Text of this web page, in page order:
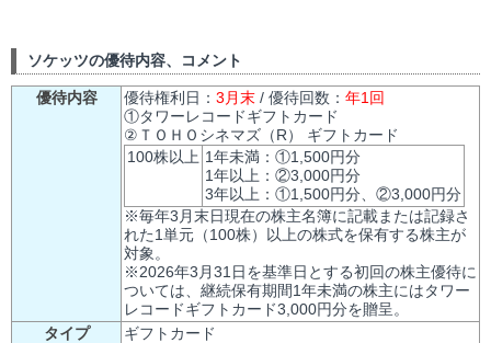
ソケッツの優待内容、コメント
優待内容 優待権利日： 3月末 / 優待回数： 年1回
①タワーレコードギフトカード
②ＴＯＨＯシネマズ（R） ギフトカード
100株以上 1年未満：①1,500円分
1年以上：②3,000円分
3年以上：①1,500円分、②3,000円分
※毎年3月末日現在の株主名簿に記載または記録さ
れた1単元（100株）以上の株式を保有する株主が
対象。
※2026年3月31日を基準日とする初回の株主優待に
ついては、継続保有期間1年未満の株主にはタワー
レコードギフトカード3,000円分を贈呈。
タイプ
ギフトカード